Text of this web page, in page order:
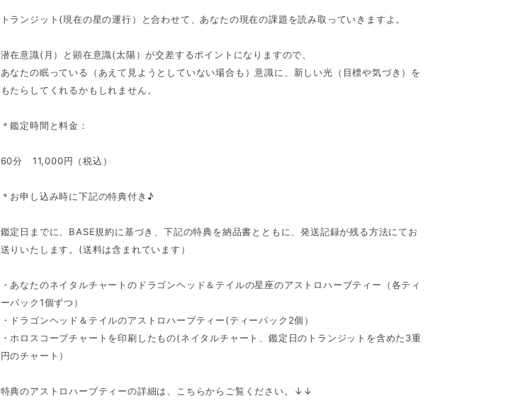
トランジット(現在の星の運行）と合わせて、あなたの現在の課題を読み取っていきますよ。
潜在意識(月）と顕在意識(太陽）が交差するポイントになりますので、
あなたの眠っている（あえて見ようとしていない場合も）意識に、新しい光（目標や気づき）を
もたらしてくれるかもしれません。
＊鑑定時間と料金：
60分 11,000円（税込）
＊お申し込み時に下記の特典付き♪
鑑定日までに、BASE規約に基づき、下記の特典を納品書とともに、発送記録が残る方法にてお
送りいたします。(送料は含まれています）
・あなたのネイタルチャートのドラゴンヘッド＆テイルの星座のアストロハーブティー（各ティ
ーパック1個ずつ）
・ドラゴンヘッド＆テイルのアストロハーブティー(ティーパック2個）
・ホロスコープチャートを印刷したもの(ネイタルチャート、鑑定日のトランジットを含めた3重
円のチャート）
特典のアストロハーブティーの詳細は、こちらからご覧ください。↓↓